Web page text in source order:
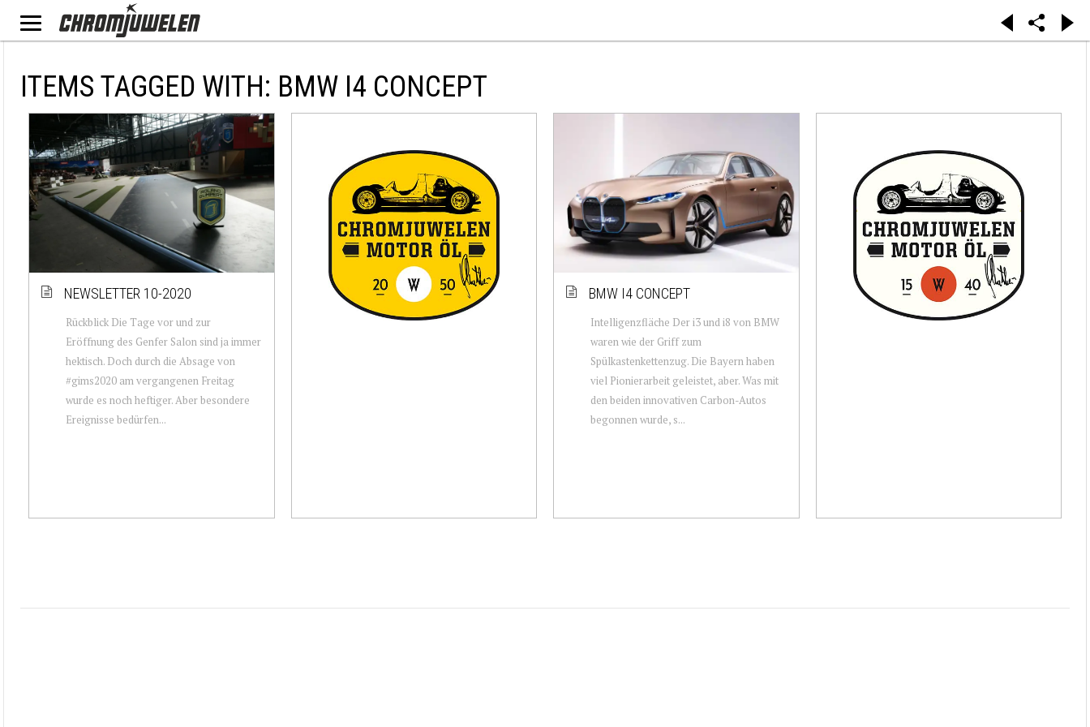
ITEMS TAGGED WITH: BMW I4 CONCEPT
NEWSLETTER 10-2020
Rückblick Die Tage vor und zur
Eröffnung des Genfer Salon sind ja immer
hektisch. Doch durch die Absage von
#gims2020 am vergangenen Freitag
wurde es noch heftiger. Aber besondere
Ereignisse bedürfen...
BMW I4 CONCEPT
Intelligenzfläche Der i3 und i8 von BMW
waren wie der Griff zum
Spülkastenkettenzug. Die Bayern haben
viel Pionierarbeit geleistet, aber. Was mit
den beiden innovativen Carbon-Autos
begonnen wurde, s...